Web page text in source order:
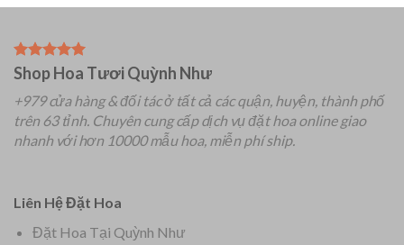
Shop Hoa Tươi Quỳnh Như
+979 cửa hàng & đối tác ở tất cả các quận, huyện, thành phố
trên 63 tỉnh. Chuyên cung cấp dịch vụ đặt hoa online giao
nhanh với hơn 10000 mẫu hoa, miễn phí ship.
Liên Hệ Đặt Hoa
Đặt Hoa Tại Quỳnh Như